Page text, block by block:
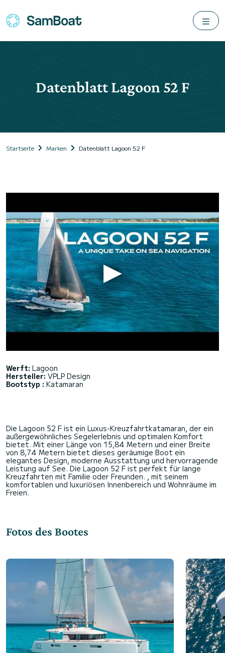
Datenblatt Lagoon 52 F
Startseite Marken Datenblatt Lagoon 52 F
Werft: Lagoon
Hersteller: VPLP Design
Bootstyp : Katamaran
Die Lagoon 52 F ist ein Luxus-Kreuzfahrtkatamaran, der ein
außergewöhnliches Segelerlebnis und optimalen Komfort
bietet. Mit einer Länge von 15,84 Metern und einer Breite
von 8,74 Metern bietet dieses geräumige Boot ein
elegantes Design, moderne Ausstattung und hervorragende
Leistung auf See. Die Lagoon 52 F ist perfekt für lange
Kreuzfahrten mit Familie oder Freunden. , mit seinem
komfortablen und luxuriösen Innenbereich und Wohnräume im
Fotos des Bootes